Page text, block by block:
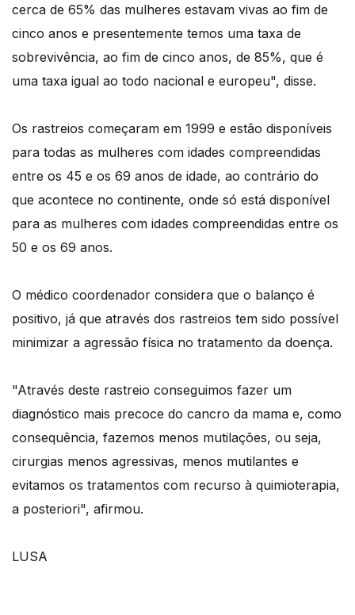
cerca de 65% das mulheres estavam vivas ao fim de
cinco anos e presentemente temos uma taxa de
sobrevivência, ao fim de cinco anos, de 85%, que é
uma taxa igual ao todo nacional e europeu", disse.
Os rastreios começaram em 1999 e estão disponíveis
para todas as mulheres com idades compreendidas
entre os 45 e os 69 anos de idade, ao contrário do
que acontece no continente, onde só está disponível
para as mulheres com idades compreendidas entre os
50 e os 69 anos.
O médico coordenador considera que o balanço é
positivo, já que através dos rastreios tem sido possível
minimizar a agressão física no tratamento da doença.
"Através deste rastreio conseguimos fazer um
diagnóstico mais precoce do cancro da mama e, como
consequência, fazemos menos mutilações, ou seja,
cirurgias menos agressivas, menos mutilantes e
evitamos os tratamentos com recurso à quimioterapia,
a posteriori", afirmou.
LUSA